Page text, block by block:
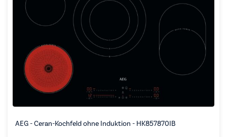
AEG - Ceran-Kochfeld ohne Induktion - HK857870IB